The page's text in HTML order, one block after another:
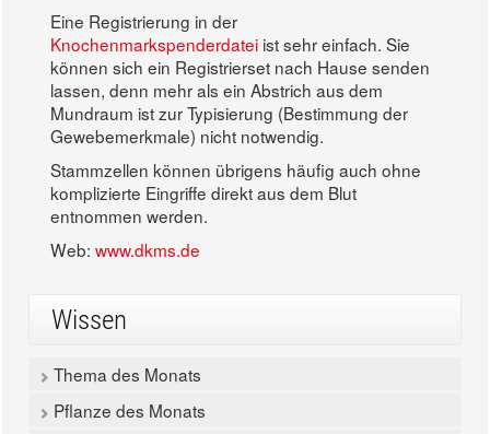
Eine Registrierung in der
Knochenmarkspenderdatei ist sehr einfach. Sie
können sich ein Registrierset nach Hause senden
lassen, denn mehr als ein Abstrich aus dem
Mundraum ist zur Typisierung (Bestimmung der
Gewebemerkmale) nicht notwendig.
Stammzellen können übrigens häufig auch ohne
komplizierte Eingriffe direkt aus dem Blut
entnommen werden.
Web: www.dkms.de
Wissen
Thema des Monats
Pflanze des Monats